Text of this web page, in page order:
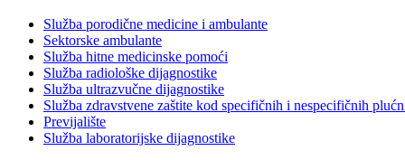
Služba porodične medicine i ambulante
Sektorske ambulante
Služba hitne medicinske pomoći
Služba radiološke dijagnostike
Služba ultrazvučne dijagnostike
Služba zdravstvene zaštite kod specifičnih i nespecifičnih
Previjalište
Služba laboratorijske dijagnostike